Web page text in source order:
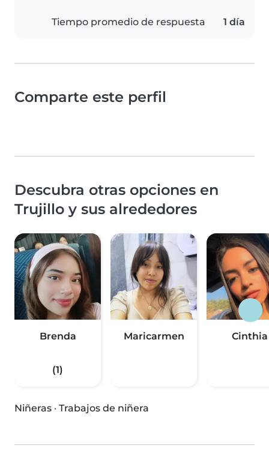
Tiempo promedio de respuesta 1 día
Comparte este perfil
Descubra otras opciones en
Trujillo y sus alrededores
Brenda
(1)
Maricarmen Cinthia
Niñeras · Trabajos de niñera